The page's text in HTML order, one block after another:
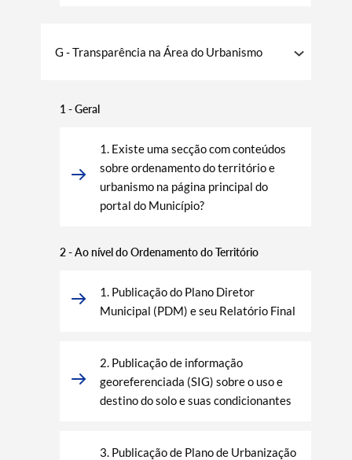
G - Transparência na Área do Urbanismo
1 - Geral
1. Existe uma secção com conteúdos
sobre ordenamento do território e
urbanismo na página principal do
portal do Município?
2 - Ao nível do Ordenamento do Território
1. Publicação do Plano Diretor
Municipal (PDM) e seu Relatório Final
2. Publicação de informação
georeferenciada (SIG) sobre o uso e
destino do solo e suas condicionantes
3. Publicação de Plano de Urbanização